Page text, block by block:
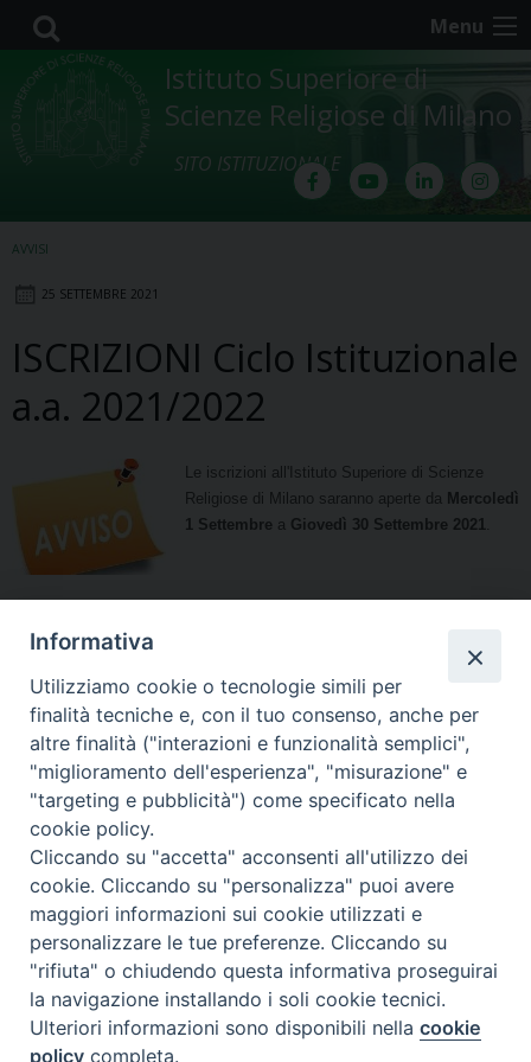
Skip
content
Menu
Istituto Superiore di
Scienze Religiose di Milano
SITO ISTITUZIONALE
AVVISI
25 SETTEMBRE 2021
ISCRIZIONI Ciclo Istituzionale
a.a. 2021/2022
Le iscrizioni all'Istituto Superiore di Scienze
Religiose di Milano saranno aperte da Mercol edì
1 Settembre a Giovedì 30 Settembre 2021
Si ricorda che le lezioni inizieranno
“pulsante” verde in basso a sinistra nell'homepage:
compreso
Alle iscrizioni per i Corsi del Ciclo Istituzionale che perverranno dal 29/09 al
Per maggiori informazioni cliccare sul seguente link:
Iscrizioni a.a. 2021-
2022
Informativa
Utilizziamo cookie o tecnologie simili per
finalità tecniche e, con il tuo consenso, anche per
altre finalità ("interazioni e funzionalità semplici",
"miglioramento dell'esperienza", "misurazione" e
"targeting e pubblicità") come specificato nella
cookie policy.
Cliccando su "accetta" acconsenti all'utilizzo dei
cookie. Cliccando su "personalizza" puoi avere
maggiori informazioni sui cookie utilizzati e
personalizzare le tue preferenze. Cliccando su
"rifiuta" o chiudendo questa informativa proseguirai
la navigazione installando i soli cookie tecnici.
Ulteriori informazioni sono disponibili nellacookie
policy completa.